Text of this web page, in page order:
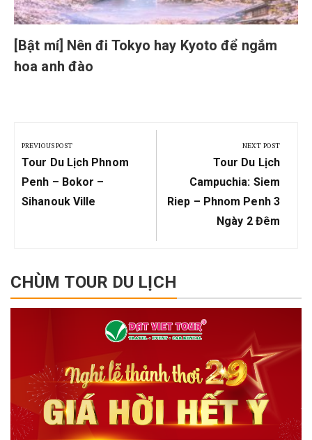
[Bật mí] Nên đi Tokyo hay Kyoto để ngắm
hoa anh đào
navigation
PREVIOUS POST
Previous
Post:
Tour Du Lịch Phnom
Penh – Bokor –
Sihanouk Ville
NEXT POST
Next
Post:
Tour Du Lịch
Campuchia: Siem
Riep – Phnom Penh 3
Ngày 2 Đêm
CHÙM TOUR DU LỊCH